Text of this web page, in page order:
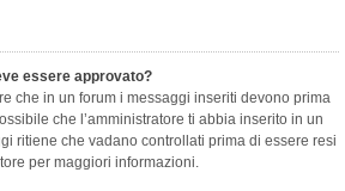
essere approvato?
che in un forum i messaggi inseriti devono prima
che l’amministratore ti abbia inserito in un
ritiene che vadano controllati prima di essere resi
per maggiori informazioni.